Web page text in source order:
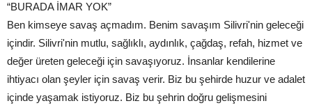
“BURADA İMAR YOK”
Ben kimseye savaş açmadım. Benim savaşım Silivri'nin geleceği
içindir. Silivri'nin mutlu, sağlıklı, aydınlık, çağdaş, refah, hizmet ve
değer üreten geleceği için savaşıyoruz. İnsanlar kendilerine
ihtiyacı olan şeyler için savaş verir. Biz bu şehirde huzur ve adalet
içinde yaşamak istiyoruz. Biz bu şehrin doğru gelişmesini